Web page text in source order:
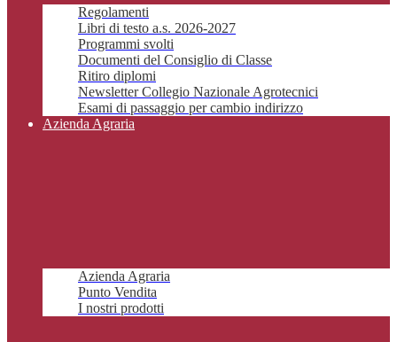
Regolamenti
Libri di testo a.s. 2026-2027
Programmi svolti
Documenti del Consiglio di Classe
Ritiro diplomi
Newsletter Collegio Nazionale Agrotecnici
Esami di passaggio per cambio indirizzo
Azienda Agraria
Azienda Agraria
Punto Vendita
I nostri prodotti